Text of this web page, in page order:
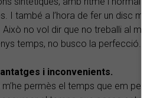
I també a l’hora de fer un disc
Això no vol dir que no treballi al
temps, no busco la perfecció.
i inconvenients.
m’he permès el temps que em